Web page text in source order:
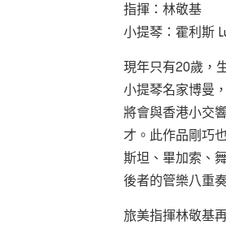
指揮：林敬基
小提琴：霍利斯
現年只有20歲，
小提琴名家博曼
將會與香港小交
才。此作品剛巧
斯坦、畢加索、
後者的管樂八重
旅美指揮林敬基